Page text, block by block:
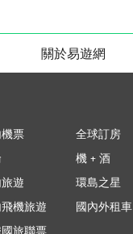
關於易遊網
票
全球訂房
機 + 酒
遊
環島之星
機旅遊
國內外租車
旅聯票